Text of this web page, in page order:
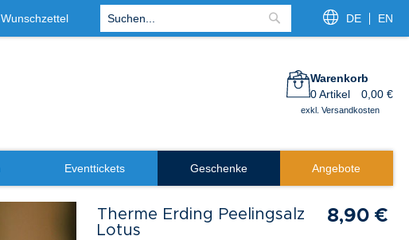
Wunschzettel
Suche
DE EN
Warenkorb
0Artikel 0,00 €
exkl. Versandkosten
Eventtickets Geschenke Angebote
Therme Erding Peelingsalz
Lotus
8,90 €